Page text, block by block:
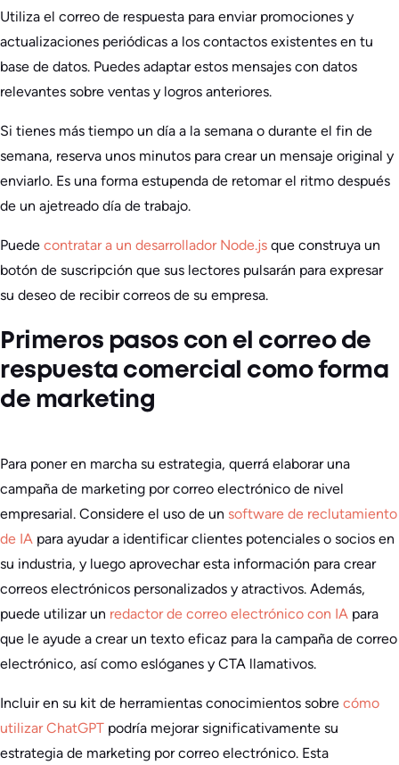
Utiliza el correo de respuesta para enviar promociones y
actualizaciones periódicas a los contactos existentes en tu
base de datos. Puedes adaptar estos mensajes con datos
relevantes sobre ventas y logros anteriores.
Si tienes más tiempo un día a la semana o durante el fin de
semana, reserva unos minutos para crear un mensaje original y
enviarlo. Es una forma estupenda de retomar el ritmo después
de un ajetreado día de trabajo.
Puede contratar a un desarrollador Node.js que construya un
botón de suscripción que sus lectores pulsarán para expresar
su deseo de recibir correos de su empresa.
Primeros pasos con el correo de
respuesta comercial como forma
de marketing
Para poner en marcha su estrategia, querrá elaborar una
campaña de marketing por correo electrónico de nivel
empresarial. Considere el uso de un software de reclutamiento
de IA para ayudar a identificar clientes potenciales o socios en
su industria, y luego aprovechar esta información para crear
correos electrónicos personalizados y atractivos. Además,
puede utilizar un redactor de correo electrónico con IA para
que le ayude a crear un texto eficaz para la campaña de correo
electrónico, así como eslóganes y CTA llamativos.
Incluir en su kit de herramientas conocimientos sobre cómo
utilizar ChatGPT podría mejorar significativamente su
estrategia de marketing por correo electrónico. Esta